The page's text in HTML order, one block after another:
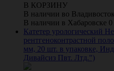
В КОРЗИНУ
В наличии во
В наличии в Хабаровске 0
Катетер урологический
рентгеноконтрастной
мм, 20 шт. в упаковке,
Дивайсиз Пвт. Лтд.")